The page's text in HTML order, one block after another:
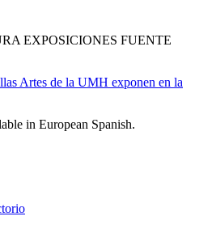
EXPOSICIONES FUENTE
Artes de la UMH exponen en la
in European Spanish.